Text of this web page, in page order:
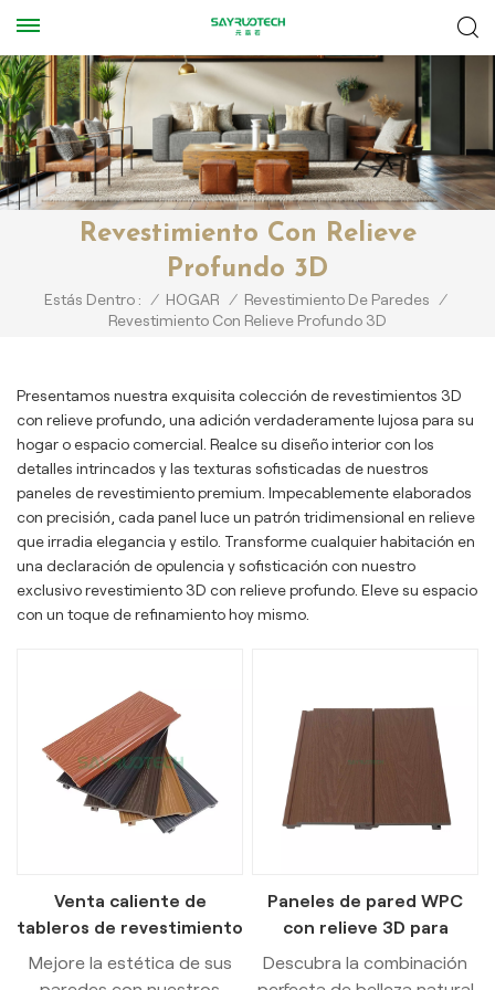
Revestimiento Con Relieve
Profundo 3D
Estás Dentro : / HOGAR / Revestimiento De Paredes /
Revestimiento Con Relieve Profundo 3D
Presentamos nuestra exquisita colección de revestimientos 3D
con relieve profundo, una adición verdaderamente lujosa para su
hogar o espacio comercial. Realce su diseño interior con los
detalles intrincados y las texturas sofisticadas de nuestros
paneles de revestimiento premium. Impecablemente elaborados
con precisión, cada panel luce un patrón tridimensional en relieve
que irradia elegancia y estilo. Transforme cualquier habitación en
una declaración de opulencia y sofisticación con nuestro
exclusivo revestimiento 3D con relieve profundo. Eleve su espacio
con un toque de refinamiento hoy mismo.
Venta caliente de
tableros de revestimiento
de pared 3D WPC para
exteriores de oficinas
Mejore la estética de sus
Paneles de pared WPC
con relieve 3D para
exteriores, de belleza
natural y bajo
Descubra la combinación